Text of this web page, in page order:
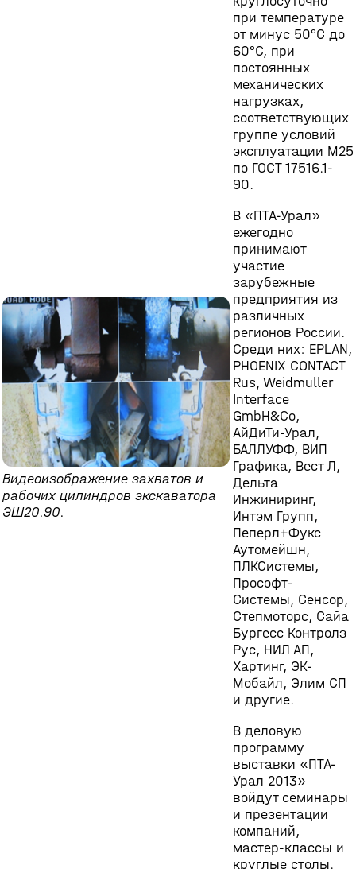
Видеоизображение захватов и
рабочих цилиндров экскаватора
ЭШ20.90.
при температуре
от минус 50°С до
60°С, при
постоянных
механических
нагрузках,
соответствующих
группе условий
эксплуатации М25
по ГОСТ 17516.1-
90.
В «ПТА-Урал»
ежегодно
принимают
участие
зарубежные
предприятия из
различных
регионов России.
Среди них: EPLAN,
PHOENIX CONTACT
Rus, Weidmuller
Interface
GmbH&Co,
АйДиТи-Урал,
БАЛЛУФФ, ВИП
Графика, Вест Л,
Дельта
Инжиниринг,
Интэм Групп,
Пеперл+Фукс
Аутомейшн,
ПЛКСистемы,
Прософт-
Системы, Сенсор,
Степмоторс, Сайа
Бургесс Контролз
Рус, НИЛ АП,
Хартинг, ЭК-
Мобайл, Элим СП
и другие.
В деловую
программу
выставки «ПТА-
Урал 2013»
войдут семинары
и презентации
компаний,
мастер-классы и
круглые столы.